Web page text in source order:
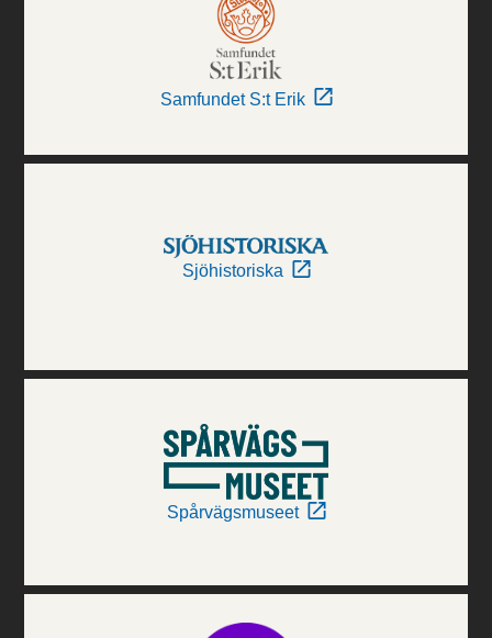
Samfundet S:t Erik
Sjöhistoriska
Spårvägsmuseet